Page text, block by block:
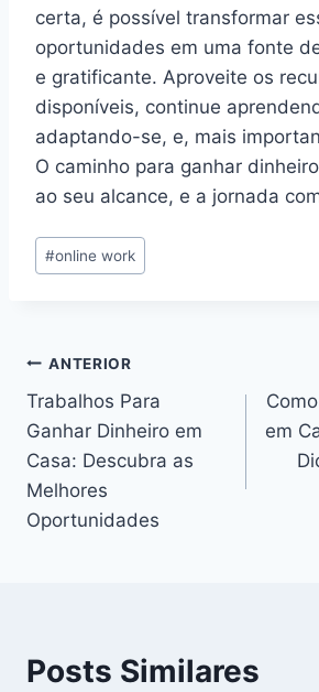
certa, é possível transformar
oportunidades em uma fonte
e gratificante. Aproveite os
disponíveis, continue
adaptando-se, e, mais
O caminho para ganhar
ao seu alcance, e a jornada
Tags
do
#online work
Navegação
de
Post
ANTERIOR
Trabalhos Para
Ganhar Dinheiro em
Casa: Descubra as
Melhores
Oportunidades
em
Posts Similares